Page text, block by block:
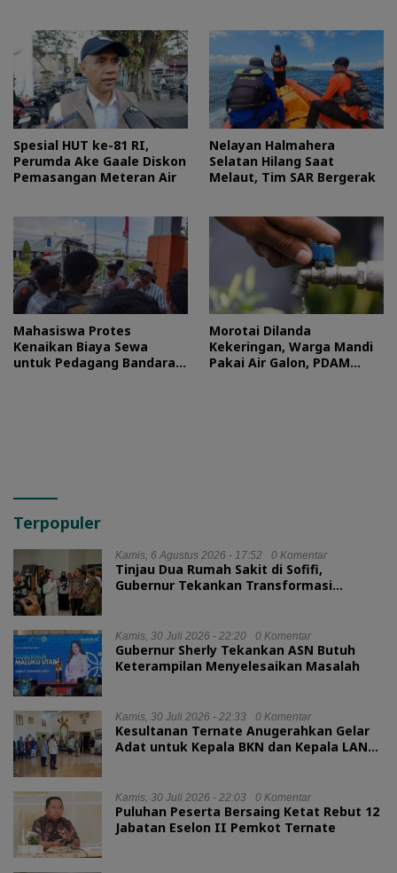
Spesial HUT ke-81 RI,
Perumda Ake Gaale Diskon
Pemasangan Meteran Air
Nelayan Halmahera
Selatan Hilang Saat
Melaut, Tim SAR Bergerak
Mahasiswa Protes
Kenaikan Biaya Sewa
untuk Pedagang Bandara
Morotai Dilanda
Kekeringan, Warga Mandi
Pakai Air Galon, PDAM
Terpopuler
Kamis, 6 Agustus 2026 - 17:52 0 Komentar
Tinjau Dua Rumah Sakit di Sofifi,
Gubernur Tekankan Transformasi
Kamis, 30 Juli 2026 - 22:20 0 Komentar
Gubernur Sherly Tekankan ASN Butuh
Keterampilan Menyelesaikan Masalah
Kamis, 30 Juli 2026 - 22:33 0 Komentar
Kesultanan Ternate Anugerahkan Gelar
Adat untuk Kepala BKN dan Kepala LAN
Kamis, 30 Juli 2026 - 22:03 0 Komentar
Puluhan Peserta Bersaing Ketat Rebut 12
Jabatan Eselon II Pemkot Ternate